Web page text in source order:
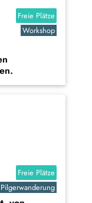
Freie Plätze
Workshop
Freie Plätze
Pilgerwanderung